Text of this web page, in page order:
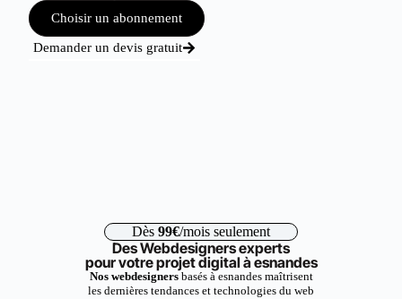
Choisir un abonnement
Demander un devis gratuit
Dès 99€/mois seulement
Des Webdesigners experts
pour votre projet digital à esnandes
Nos webdesignersbasés à esnandes maîtrisent
les dernières tendances et technologies du web